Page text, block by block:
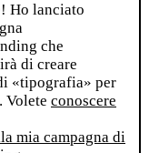
Ho lanciato
che
di creare
«tipografia» per
Volete conoscere